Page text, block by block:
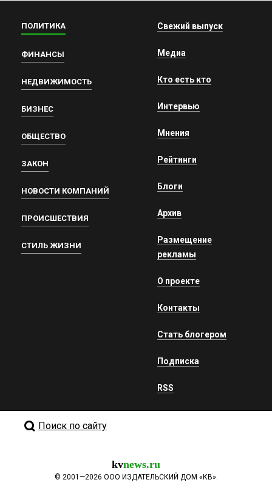
ПОЛИТИКА
ФИНАНСЫ
НЕДВИЖИМОСТЬ
БИЗНЕС
ОБЩЕСТВО
ЗАКОН
НОВОСТИ КОМПАНИЙ
ПРОИСШЕСТВИЯ
СТИЛЬ ЖИЗНИ
Свежий выпуск
Медиа
Кто есть кто
Интервью
Мнения
Рейтинги
Блоги
Архив
Размещение
рекламы
О проекте
Контакты
Стать блогером
Подписка
RSS
Поиск по сайту
kvnews.ru
© 2001—2026 ООО ИЗДАТЕЛЬСКИЙ ДОМ «КВ».